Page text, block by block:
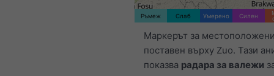
Ръмеж Слаб Умерено Силен
Маркерът за
поставен върху Zuo. Тази
показва радара за валежи